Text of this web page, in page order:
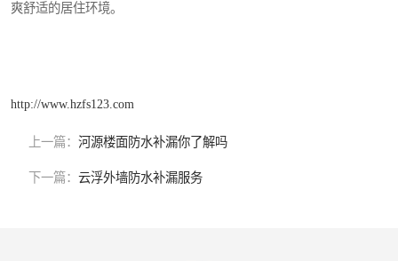
爽舒适的居住环境。
http://www.hzfs123.com
上一篇： 河源楼面防水补漏你了解吗
下一篇： 云浮外墙防水补漏服务